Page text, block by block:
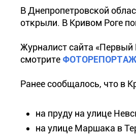
В Днепропетровской
открыли. В Кривом Роге
Журналист сайта «Первый
смотрите ФОТОРЕПОРТАЖ
Ранее сообщалось, что в
на пруду на улице
на улице Маршака в